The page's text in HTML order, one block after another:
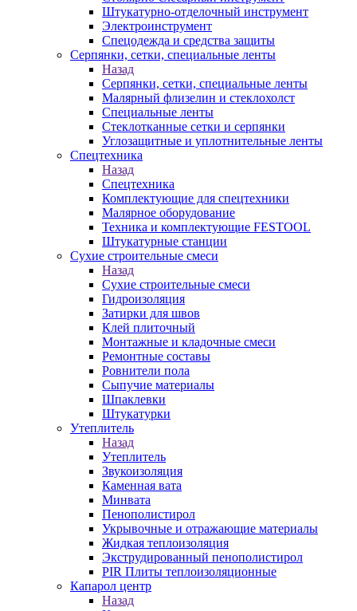
Штукатурно-отделочный инструмент
Электроинструмент
Спецодежда и средства защиты
Серпянки, сетки, специальные ленты
Назад
Серпянки, сетки, специальные ленты
Малярный флизелин и стеклохолст
Специальные ленты
Стеклотканные сетки и серпянки
Углозащитные и уплотнительные ленты
Спецтехника
Назад
Спецтехника
Комплектующие для спецтехники
Малярное оборудование
Техника и комплектующие FESTOOL
Штукатурные станции
Сухие строительные смеси
Назад
Сухие строительные смеси
Гидроизоляция
Затирки для швов
Клей плиточный
Монтажные и кладочные смеси
Ремонтные составы
Ровнители пола
Сыпучие материалы
Шпаклевки
Штукатурки
Утеплитель
Назад
Утеплитель
Звукоизоляция
Каменная вата
Минвата
Пенополистирол
Укрывочные и отражающие материалы
Жидкая теплоизоляция
Экструдированный пенополистирол
PIR Плиты теплоизоляционные
Капарол центр
Назад